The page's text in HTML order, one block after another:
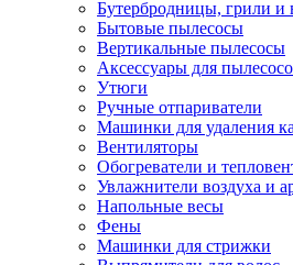
Бутербродницы, грили и
Бытовые пылесосы
Вертикальные пылесосы
Аксессуары для
Утюги
Ручные отпариватели
Машинки для удаления
Вентиляторы
Обогреватели и
Увлажнители воздуха и
Напольные весы
Фены
Машинки для стрижки